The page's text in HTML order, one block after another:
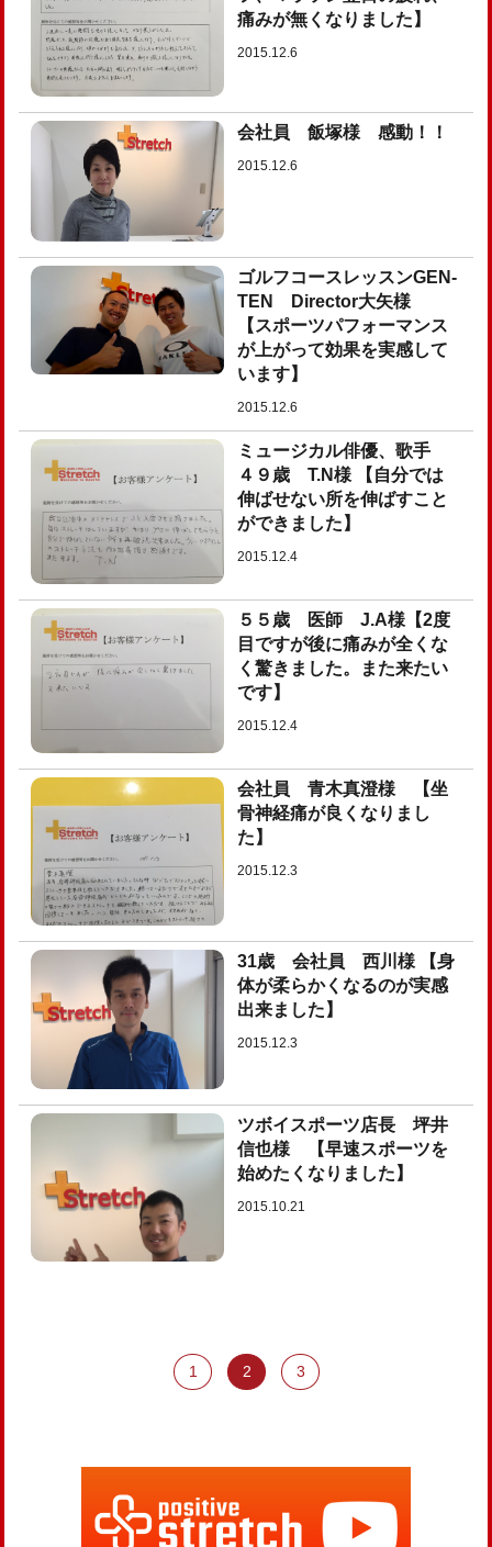
痛みが無くなりました】
2015.12.6
会社員 飯塚様 感動！！
2015.12.6
ゴルフコースレッスンGEN-
TEN Director大矢様
【スポーツパフォーマンス
が上がって効果を実感して
います】
2015.12.6
ミュージカル俳優、歌手
４９歳 T.N様 【自分では
伸ばせない所を伸ばすこと
ができました】
2015.12.4
５５歳 医師 J.A様【2度
目ですが後に痛みが全くな
く驚きました。また来たい
です】
2015.12.4
会社員 青木真澄様 【坐
骨神経痛が良くなりまし
た】
2015.12.3
31歳 会社員 西川様 【身
体が柔らかくなるのが実感
出来ました】
2015.12.3
ツボイスポーツ店長 坪井
信也様 【早速スポーツを
始めたくなりました】
2015.10.21
1 2 3